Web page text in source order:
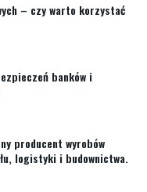
– czy warto korzystać
banków i
producent wyrobów
logistyki i budownictwa.